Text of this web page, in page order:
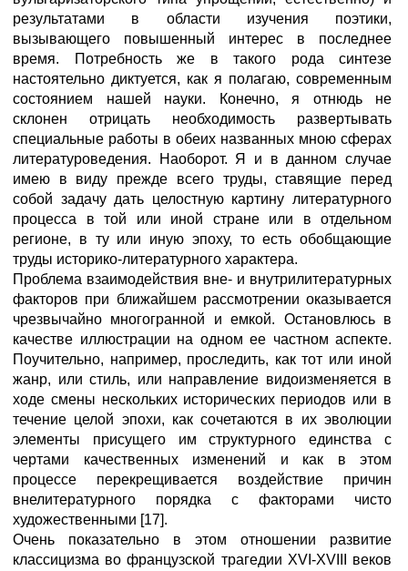
результатами в области изучения поэтики,
вызывающего повышенный интерес в последнее
время. Потребность же в такого рода синтезе
настоятельно диктуется, как я полагаю, современным
состоянием нашей науки. Конечно, я отнюдь не
склонен отрицать необходимость развертывать
специальные работы в обеих названных мною сферах
литературоведения. Наоборот. Я и в данном случае
имею в виду прежде всего труды, ставящие перед
собой задачу дать целостную картину литературного
процесса в той или иной стране или в отдельном
регионе, в ту или иную эпоху, то есть обобщающие
труды историко-литературного характера.
Проблема взаимодействия вне- и внутрилитературных
факторов при ближайшем рассмотрении оказывается
чрезвычайно многогранной и емкой. Остановлюсь в
качестве иллюстрации на одном ее частном аспекте.
Поучительно, например, проследить, как тот или иной
жанр, или стиль, или направление видоизменяется в
ходе смены нескольких исторических периодов или в
течение целой эпохи, как сочетаются в их эволюции
элементы присущего им структурного единства с
чертами качественных изменений и как в этом
процессе перекрещивается воздействие причин
внелитературного порядка с факторами чисто
художественными [17].
Очень показательно в этом отношении развитие
классицизма во французской трагедии XVI-XVIII веков